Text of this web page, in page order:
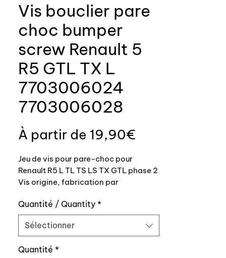
Vis bouclier pare
choc bumper
screw Renault 5
R5 GTL TX L
7703006024
7703006028
À partir de 19,90€
Jeu de vis pour pare-choc pour
Renault R5 L TL TS LS TX GTL phase 2
Vis origine, fabrication par
conforme à l'origine vis référence
7703006024.
7703006028
Quantité / Quantity *
Sélectionner
Quantité *